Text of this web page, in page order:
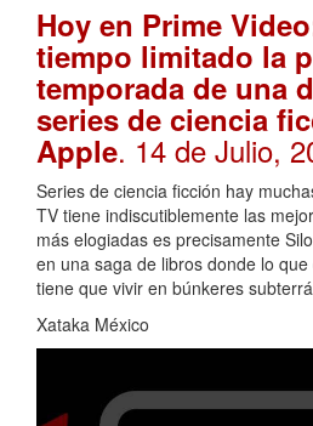
Hoy en Prime
tiempo limitado la
temporada de una
series de ciencia
Apple. 14 de Julio,
Series de ciencia ficción hay
TV tiene indiscutiblemente las
más elogiadas es precisamente
en una saga de libros donde lo
tiene que vivir en búnkeres
Xataka México